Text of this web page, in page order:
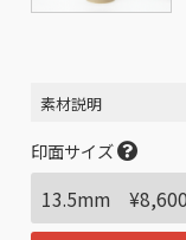
素材説明
印面サイズ